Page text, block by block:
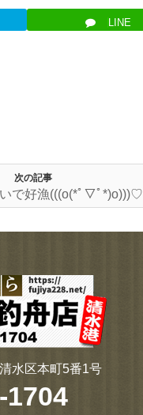
LINE
次の記事
で好漁(((o(*ﾟ▽ﾟ*)o)))♡
水区本町5番1号
1704